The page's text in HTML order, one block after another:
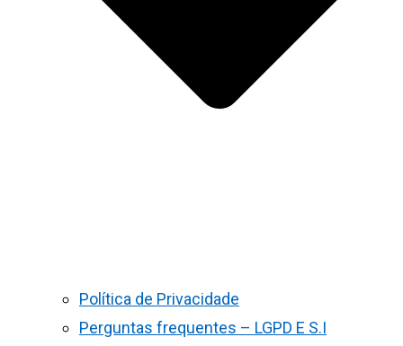
Política de Privacidade
Perguntas frequentes – LGPD E S.I